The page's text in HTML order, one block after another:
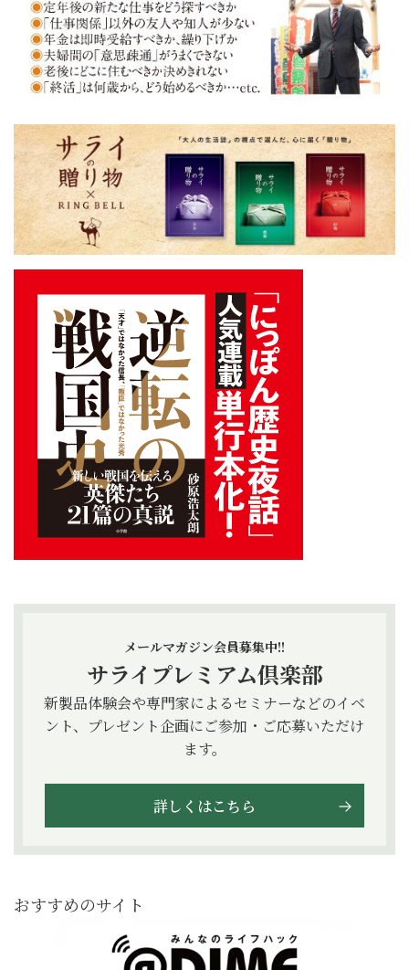
メールマガジン会員募集中!!
サライプレミアム倶楽部
新製品体験会や専門家によるセミナーなどのイベ
ント、プレゼント企画にご参加・ご応募いただけ
ます。
詳しくはこちら
おすすめのサイト